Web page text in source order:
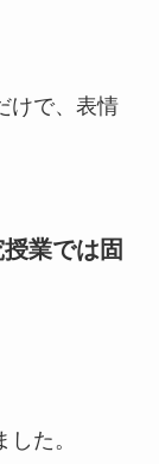
けで、表情
業では固
た。